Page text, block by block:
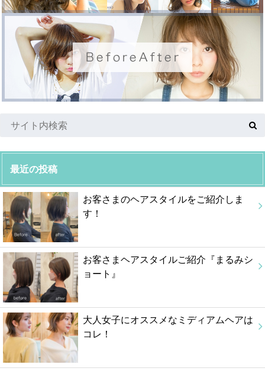
最近の投稿
お客さまのヘアスタイルをご紹介しま
す！
お客さまヘアスタイルご紹介『まるみシ
ョート』
大人女子にオススメなミディアムヘアは
コレ！